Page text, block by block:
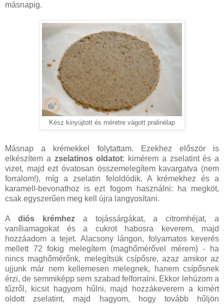
másnapig.
Kész kinyújtott és méretre vágott pralinélap
Másnap a krémekkel folytattam. Ezekhez először is
elkészítem a zselatinos oldatot: kimérem a zselatint és a
vizet, majd ezt óvatosan összemelegítem kavargatva (nem
forralom!), míg a zselatin feloldódik. A krémekhez és a
karamell-bevonathoz is ezt fogom használni: ha megköt,
csak egyszerűen meg kell újra langyosítani.
A diós krémhez a tojássárgákat, a citromhéjat, a
vaníliamagokat és a cukrot habosra keverem, majd
hozzáadom a tejet. Alacsony lángon, folyamatos keverés
mellett 72 fokig melegítem (maghőmérővel mérem) - ha
nincs maghőmérőnk, melegítsük csípősre, azaz amikor az
ujjunk már nem kellemesen melegnek, hanem csípősnek
érzi, de semmiképp sem szabad felforralni. Ekkor lehúzom a
tűzről, kicsit hagyom hűlni, majd hozzákeverem a kimért
oldott zselatint, majd hagyom, hogy tovább hűljön